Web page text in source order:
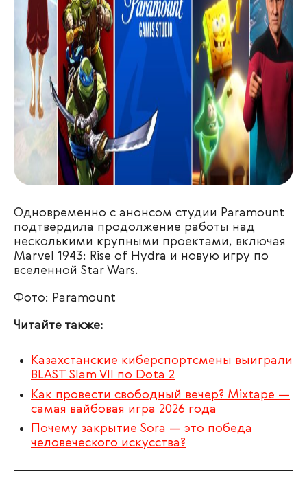
Одновременно с анонсом студии Paramount
подтвердила продолжение работы над
несколькими крупными проектами, включая
Marvel 1943: Rise of Hydra и новую игру по
вселенной Star Wars.
Фото: Paramount
Читайте также:
Казахстанские киберспортсмены выиграли
BLAST Slam VII по Dota 2
Как провести свободный вечер? Mixtape —
самая вайбовая игра 2026 года
Почему закрытие Sora — это победа
человеческого искусства?